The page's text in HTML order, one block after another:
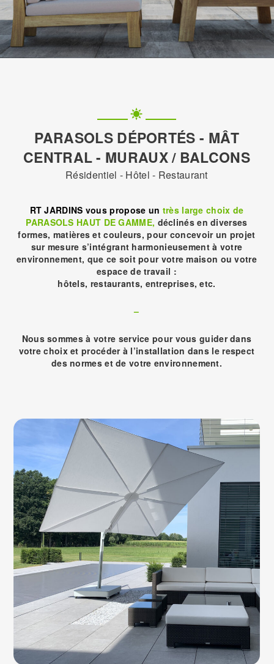
PARASOLS DÉPORTÉS - MÂT
CENTRAL - MURAUX / BALCONS
Résidentiel - Hôtel - Restaurant
RT JARDINS vous propose un très large choix de
PARASOLS HAUT DE GAMME, déclinés en diverses
formes, matières et couleurs, pour concevoir un projet
sur mesure s’intégrant harmonieusement à votre
environnement, que ce soit pour votre maison ou votre
espace de travail :
hôtels, restaurants, entreprises, etc.
–
Nous sommes à votre service pour vous guider dans
votre choix et procéder à l’installation dans le respect
des normes et de votre environnement.